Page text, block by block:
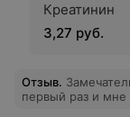
Креатинин
3,27 руб.
Отзыв.
первый раз и мне все